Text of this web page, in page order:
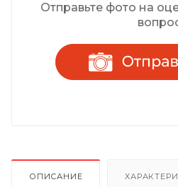
Отправьте фото на
ОПИСАНИЕ